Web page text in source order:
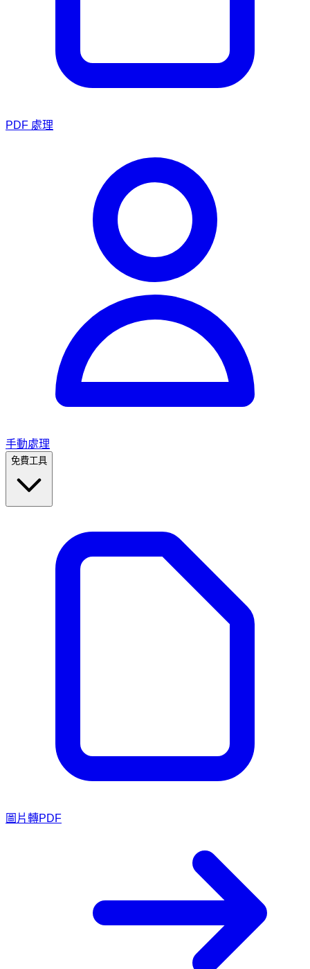
PDF 處理
手動處理
免費工具
圖片轉PDF